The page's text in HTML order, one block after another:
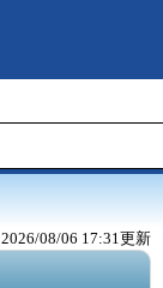
2026/08/06 17:31 更新